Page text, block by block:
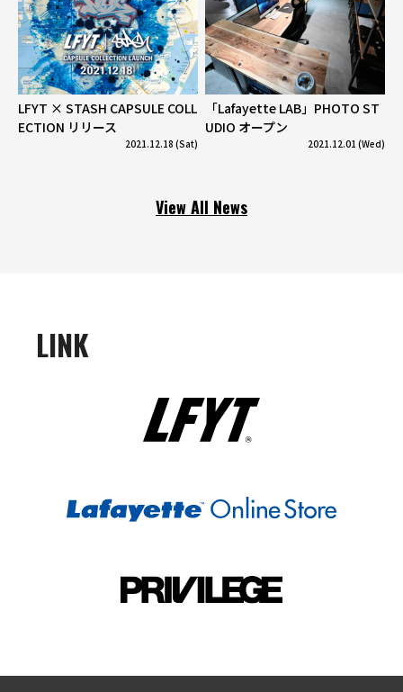
LFYT × STASH CAPSULE COLL
ECTION リリース
2021.12.18 (Sat)
「Lafayette LAB」PHOTO ST
UDIO オープン
2021.12.01 (Wed)
View All News
LINK